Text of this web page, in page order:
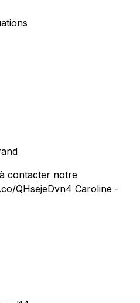
contacter notre
QHsejeDvn4 Caroline -